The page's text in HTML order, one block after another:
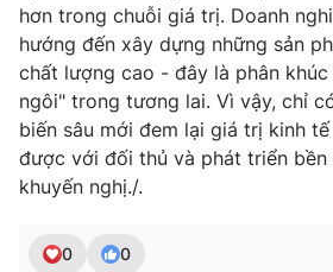
hơn trong chuỗi giá trị. Doanh
hướng đến xây dựng những sản
chất lượng cao - đây là phân khúc
ngôi" trong tương lai. Vì vậy, chỉ
biến sâu mới đem lại giá trị kinh
được với đối thủ và phát triển bền
khuyến nghị./.
0 0